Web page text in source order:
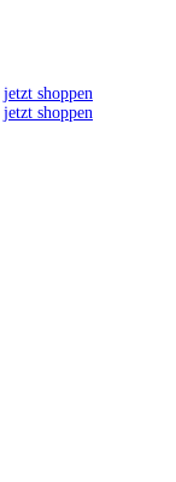
jetzt shoppen
jetzt shoppen